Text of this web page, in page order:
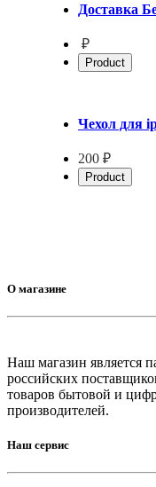
Доставка
₽
Product
Чехол для
200 ₽
Product
О магазине
Наш магазин является
российских
товаров бытовой и
производителей.
Наш сервис